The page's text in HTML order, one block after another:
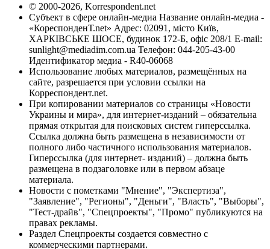
© 2000-2026, Korrespondent.net
Субъект в сфере онлайн-медиа Название онлайн-медиа -
«КореспонденТ.net» Адрес: 02091, місто Київ,
ХАРКІВСЬКЕ ШОСЕ, будинок 172-Б, офіс 208/1 E-mail:
sunlight@mediadim.com.ua Телефон: 044-205-43-00
Идентификатор медиа - R40-06068
Использование любых материалов, размещённых на
сайте, разрешается при условии ссылки на
Корреспондент.net.
При копировании материалов со страницы «Новости
Украины и мира», для интернет-изданий – обязательна
прямая открытая для поисковых систем гиперссылка.
Ссылка должна быть размещена в независимости от
полного либо частичного использования материалов.
Гиперссылка (для интернет- изданий) – должна быть
размещена в подзаголовке или в первом абзаце
материала.
Новости с пометками "Мнение", "Экспертиза",
"Заявление", "Регионы", "Деньги", "Власть", "Выборы",
"Тест-драйв", "Спецпроекты", "Промо" публикуются на
правах рекламы.
Раздел Спецпроекты создается совместно с
коммерческими партнерами.